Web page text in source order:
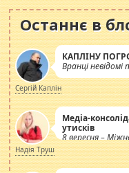
Останнє в
КАПЛІНУ
Вранці
Сергій Каплін
Медіа-
утисків
8 вересня –
журналістів.
Надія Труш